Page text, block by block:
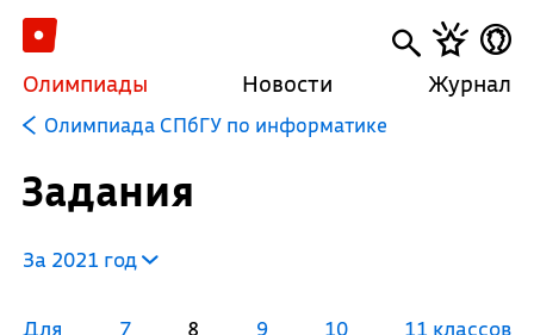
Олимпиады Новости Журнал
Олимпиада СПбГУ по информатике
Задания
За 2021 год
Для 7 8 9 10 11 классов